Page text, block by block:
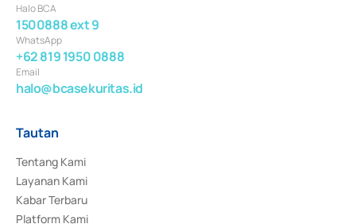
Halo BCA
1500888 ext 9
WhatsApp
+62 819 1950 0888
Email
halo@bcasekuritas.id
Tautan
Tentang Kami
Layanan Kami
Kabar Terbaru
Platform Kami